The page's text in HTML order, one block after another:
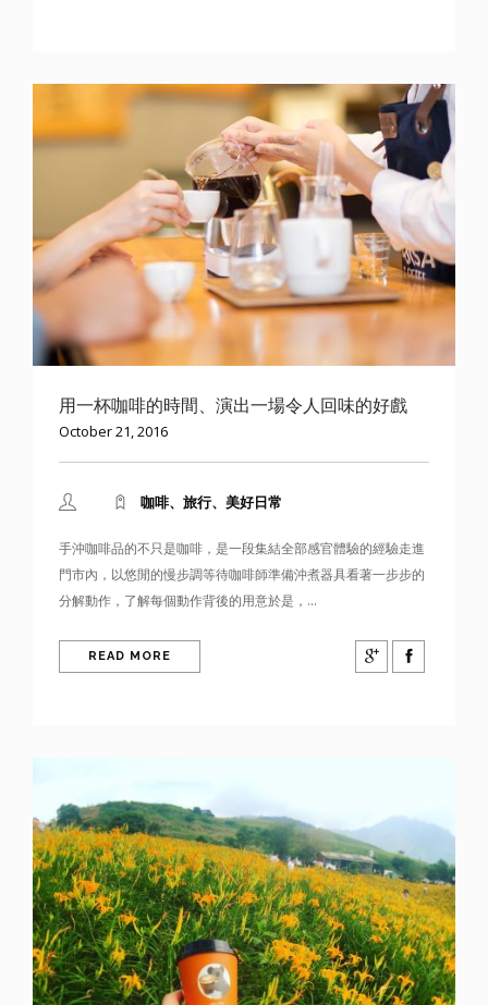
用一杯咖啡的時間、演出一場令人回味的好戲
October 21, 2016
咖啡、旅行、美好日常
手沖咖啡品的不只是咖啡，是一段集結全部感官體驗的經驗走進
門市內，以悠閒的慢步調等待咖啡師準備沖煮器具看著一步步的
分解動作，了解每個動作背後的用意於是，...
READ MORE